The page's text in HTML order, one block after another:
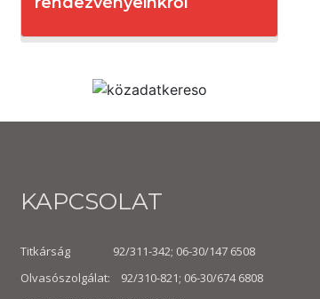
KAPCSOLAT
Titkárság 92/311-342; 06-30/147 6508
Olvasószolgálat: 92/310-821; 06-30/674 6808